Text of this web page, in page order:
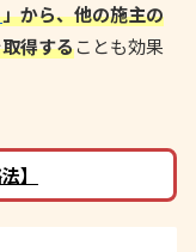
」から、他の施主の
得することも効果
】